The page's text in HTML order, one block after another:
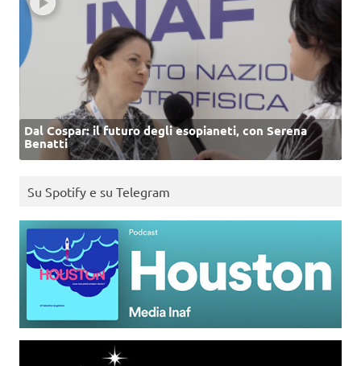
Dal Cospar: il futuro degli esopianeti, con Serena
Benatti
Su Spotify e su Telegram